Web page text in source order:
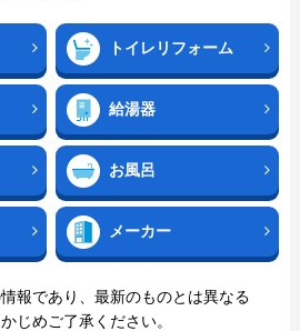
トイレリフォーム
給湯器
お風呂
メーカー
報であり、最新のものとは異なる
じめご了承ください。